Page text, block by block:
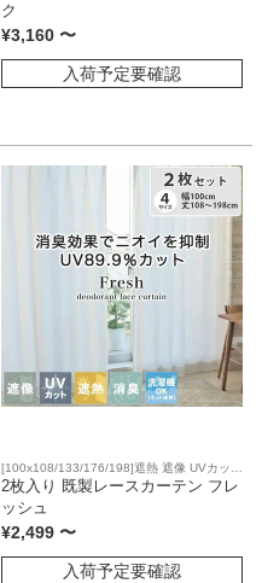
ク
¥3,160 〜
入荷予定要確認
[100x108/133/176/198]遮熱 遮像 UVカット
洗濯可
2枚入り 既製レースカーテン フレ
ッシュ
¥2,499 〜
入荷予定要確認